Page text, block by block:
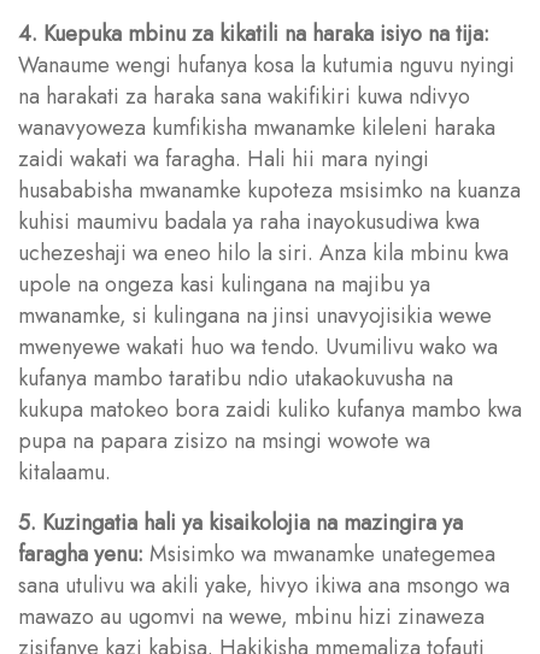
4. Kuepuka mbinu za kikatili na haraka isiyo na tija:
Wanaume wengi hufanya kosa la kutumia nguvu nyingi
na harakati za haraka sana wakifikiri kuwa ndivyo
wanavyoweza kumfikisha mwanamke kileleni haraka
zaidi wakati wa faragha. Hali hii mara nyingi
husababisha mwanamke kupoteza msisimko na kuanza
kuhisi maumivu badala ya raha inayokusudiwa kwa
uchezeshaji wa eneo hilo la siri. Anza kila mbinu kwa
upole na ongeza kasi kulingana na majibu ya
mwanamke, si kulingana na jinsi unavyojisikia wewe
mwenyewe wakati huo wa tendo. Uvumilivu wako wa
kufanya mambo taratibu ndio utakaokuvusha na
kukupa matokeo bora zaidi kuliko kufanya mambo kwa
pupa na papara zisizo na msingi wowote wa
kitalaamu.
5. Kuzingatia hali ya kisaikolojia na mazingira ya
faragha yenu: Msisimko wa mwanamke unategemea
sana utulivu wa akili yake, hivyo ikiwa ana msongo wa
mawazo au ugomvi na wewe, mbinu hizi zinaweza
zisifanye kazi kabisa. Hakikisha mmemaliza tofauti